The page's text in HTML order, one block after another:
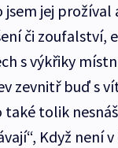
jej
či zoufalství,
s výkřiky
zevnitř buď s
tolik
Když není